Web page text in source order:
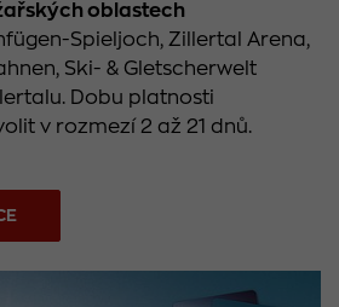
oblastech
Spieljoch, Zillertal Arena,
Ski- & Gletscherwelt
Dobu platnosti
v rozmezí 2 až 21 dnů.